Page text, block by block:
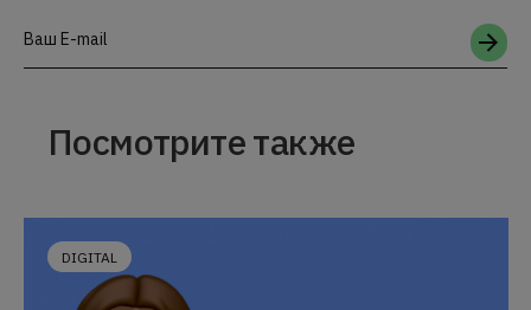
Ваш E-mail
Посмотрите также
DIGITAL